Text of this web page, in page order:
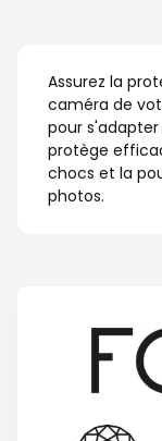
Assurez la
caméra de
pour
protège
chocs et la
photos.